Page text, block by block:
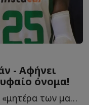
- Αφήνει
όνομα!
Η αντίστροφη μέτρηση για τη «μητέρα των μαχών» έχει ξ...